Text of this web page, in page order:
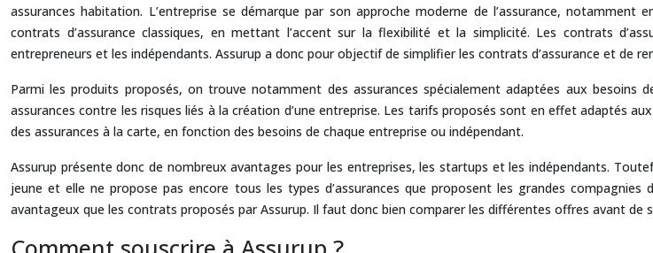
assurances habitation. L’entreprise se démarque par son approche moderne de l’assurance,
contrats d’assurance classiques, en mettant l’accent sur la flexibilité et la simplicité. Les contrats
entrepreneurs et les indépendants. Assurup a donc pour objectif de simplifier les contrats d’assurance et de
Parmi les produits proposés, on trouve notamment des assurances spécialement adaptées aux
assurances contre les risques liés à la création d’une entreprise. Les tarifs proposés sont en effet adaptés
des assurances à la carte, en fonction des besoins de chaque entreprise ou indépendant.
Assurup présente donc de nombreux avantages pour les entreprises, les startups et les indépendants.
jeune et elle ne propose pas encore tous les types d’assurances que proposent les grandes compagnies
avantageux que les contrats proposés par Assurup. Il faut donc bien comparer les différentes offres avant de